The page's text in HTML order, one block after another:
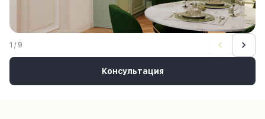
Консультация
1 / 9